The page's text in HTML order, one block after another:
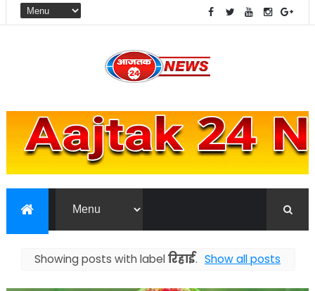
Showing posts with label रिहाई. Show all posts